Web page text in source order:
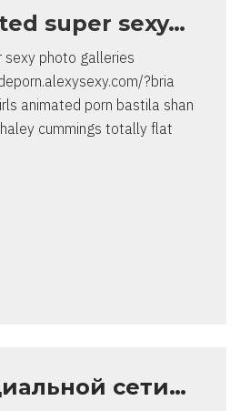
super sexy…
sexy photo galleries
?bria
animated porn bastila shan
cummings totally flat
сети…